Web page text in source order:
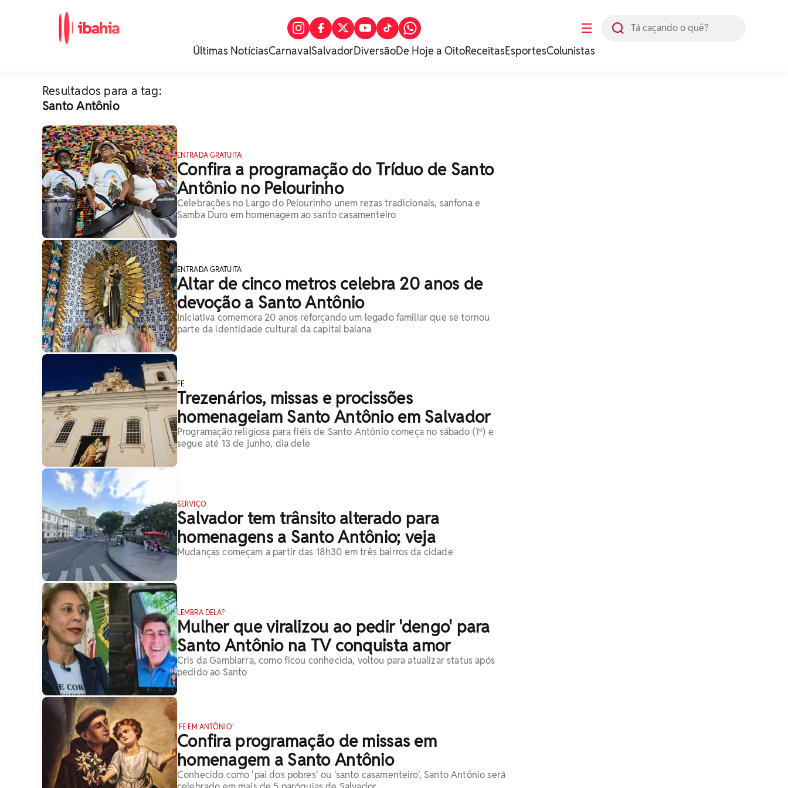
☰
Últimas NotíciasCarnavalSalvadorDiversãoDe Hoje a OitoReceitasEsportesColunistas
Resultados para a tag:
Santo Antônio
ENTRADA GRATUITA
Confira a programação do Tríduo de Santo
Antônio no Pelourinho
Celebrações no Largo do Pelourinho unem rezas tradicionais, sanfona e
Samba Duro em homenagem ao santo casamenteiro
ENTRADA GRATUITA
Altar de cinco metros celebra 20 anos de
devoção a Santo Antônio
Iniciativa comemora 20 anos reforçando um legado familiar que se tornou
parte da identidade cultural da capital baiana
FÉ
Trezenários, missas e procissões
homenageiam Santo Antônio em Salvador
Programação religiosa para fiéis de Santo Antônio começa no sábado (1º) e
segue até 13 de junho, dia dele
SERVIÇO
Salvador tem trânsito alterado para
homenagens a Santo Antônio; veja
Mudanças começam a partir das 18h30 em três bairros da cidade
LEMBRA DELA?
Mulher que viralizou ao pedir 'dengo' para
Santo Antônio na TV conquista amor
Cris da Gambiarra, como ficou conhecida, voltou para atualizar status após
pedido ao Santo
'FÉ EM ANTÔNIO'
Confira programação de missas em
homenagem a Santo Antônio
Conhecido como 'pai dos pobres' ou 'santo casamenteiro', Santo Antônio será